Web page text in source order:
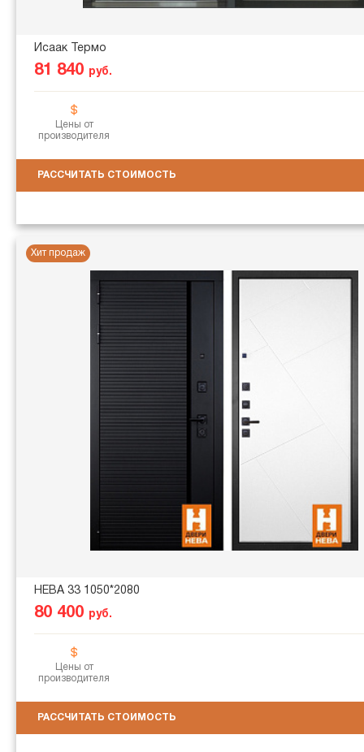
Исаак Термо
81 840 руб.
Цены от
производителя
РАССЧИТАТЬ СТОИМОСТЬ
Хит продаж
НЕВА 33 1050*2080
80 400 руб.
Цены от
производителя
РАССЧИТАТЬ СТОИМОСТЬ